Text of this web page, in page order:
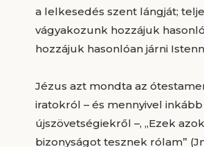
a lelkesedés szent lángját;
vágyakozunk hozzájuk
hozzájuk hasonlóan járni
Jézus azt mondta az
iratokról – és mennyivel
újszövetségiekről –, „Ezek
bizonyságot tesznek rólam”